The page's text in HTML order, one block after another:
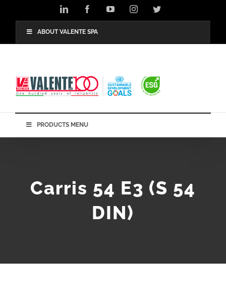
LinkedIn FacebookYouTubeInstagramTwitter
ABOUT VALENTE SPA
PRODUCTS MENU
Carris 54 E3 (S 54
DIN)